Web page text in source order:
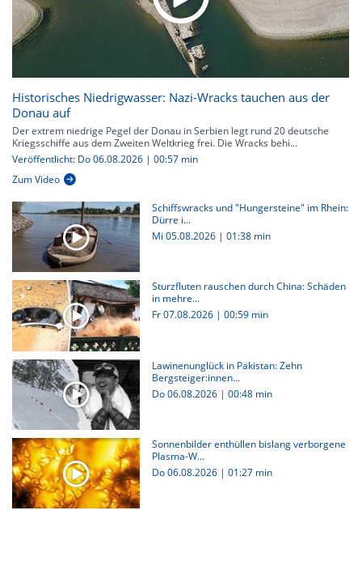
Historisches Niedrigwasser: Nazi-Wracks tauchen aus der
Donau auf
Der extrem niedrige Pegel der Donau in Serbien legt rund 20 deutsche
Kriegsschiffe aus dem Zweiten Weltkrieg frei. Die Wracks behi...
Veröffentlicht: Do 06.08.2026 | 00:57 min
Zum Video
Schiffswracks und "Hungersteine" im Rhein:
Dürre i...
Mi 05.08.2026 | 01:38 min
Sturzfluten rauschen durch China: Schäden
in mehre...
Fr 07.08.2026 | 00:59 min
Lawinenunglück in Pakistan: Zehn
Bergsteiger:innen...
Do 06.08.2026 | 00:48 min
Sonnenbilder enthüllen bislang verborgene
Plasma-W...
Do 06.08.2026 | 01:27 min